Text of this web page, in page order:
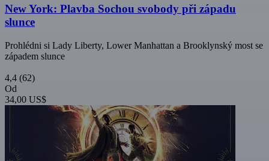
New York: Plavba Sochou svobody při západu
slunce
Prohlédni si Lady Liberty, Lower Manhattan a Brooklynský most se
západem slunce
4,4 (62)
Od
34,00 US$